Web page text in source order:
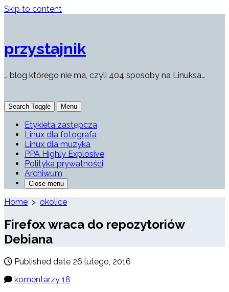
Skip to content
przystajnik
… blog którego nie ma, czyli 404 sposoby na Linuksa…
Search Toggle Menu
Etykieta zastępcza
Linux dla fotografa
Linux dla muzyka
PPA Highly Explosive
Polityka prywatności
Archiwum
Close menu
Home > okolice
Firefox wraca do repozytoriów
Debiana
Published date 26 lutego, 2016
komentarzy 18